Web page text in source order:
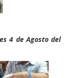
4 de Agosto del